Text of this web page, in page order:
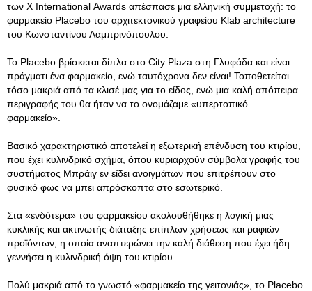
των X International Awards απέσπασε μια ελληνική συμμετοχή: το
φαρμακείο Placebo του αρχιτεκτονικού γραφείου Klab architecture
του Κωνσταντίνου Λαμπρινόπουλου.
Το Placebo βρίσκεται δίπλα στο City Plaza στη Γλυφάδα και είναι
πράγματι ένα φαρμακείο, ενώ ταυτόχρονα δεν είναι! Τοποθετείται
τόσο μακριά από τα κλισέ μας για το είδος, ενώ μια καλή απόπειρα
περιγραφής του θα ήταν να το ονομάζαμε «υπερτοπικό
φαρμακείο».
Βασικό χαρακτηριστικό αποτελεί η εξωτερική επένδυση του κτιρίου,
που έχει κυλινδρικό σχήμα, όπου κυριαρχούν σύμβολα γραφής του
συστήματος Μπράιγ εν είδει ανοιγμάτων που επιτρέπουν στο
φυσικό φως να μπει απρόσκοπτα στο εσωτερικό.
Στα «ενδότερα» του φαρμακείου ακολουθήθηκε η λογική μιας
κυκλικής και ακτινωτής διάταξης επίπλων χρήσεως και ραφιών
προϊόντων, η οποία αναπτερώνει την καλή διάθεση που έχει ήδη
γεννήσει η κυλινδρική όψη του κτιρίου.
Πολύ μακριά από το γνωστό «φαρμακείο της γειτονιάς», το Placebo